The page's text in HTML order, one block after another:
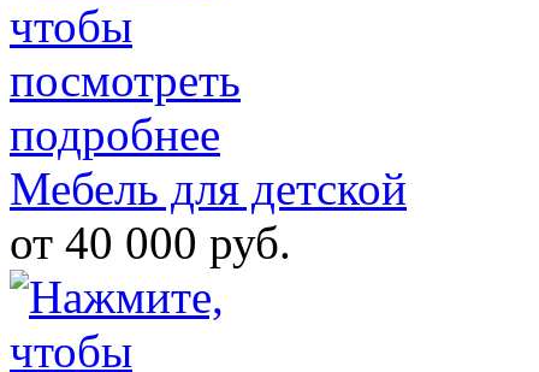
Мебель для детской
от 40 000 руб.